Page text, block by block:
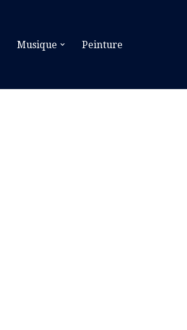
Musique Peinture